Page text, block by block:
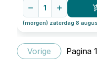
1
(morgen) zaterdag 8
Vorige Pagina 1